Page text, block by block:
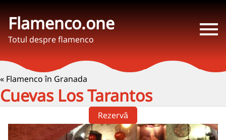
Flamenco.one
Totul despre flamenco
« Flamenco în Granada
Cuevas Los Tarantos